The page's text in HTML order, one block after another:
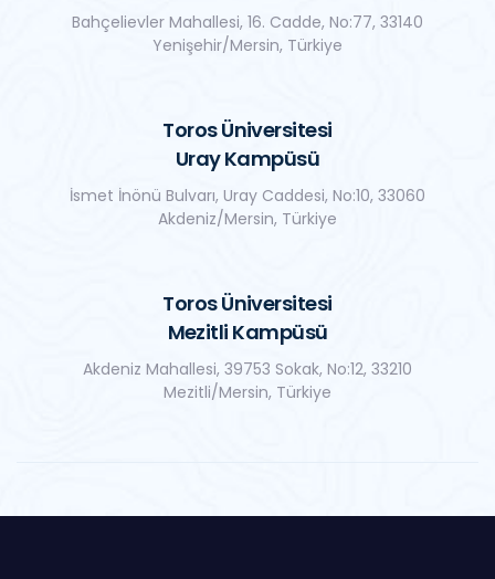
Bahçelievler Mahallesi, 16. Cadde, No:77, 33140
Yenişehir/Mersin, Türkiye
Toros Üniversitesi
Uray Kampüsü
İsmet İnönü Bulvarı, Uray Caddesi, No:10, 33060
Akdeniz/Mersin, Türkiye
Toros Üniversitesi
Mezitli Kampüsü
Akdeniz Mahallesi, 39753 Sokak, No:12, 33210
Mezitli/Mersin, Türkiye